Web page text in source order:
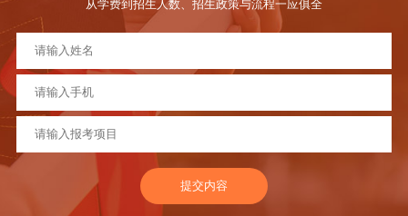
从学费到招生人数、招生政策与流程一应俱全
提交内容